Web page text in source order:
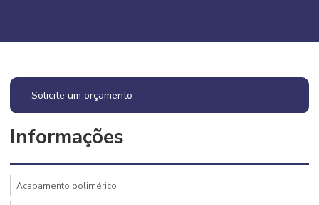
Solicite um orçamento
Informações
Acabamento polimérico